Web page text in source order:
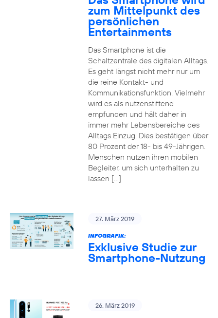
zum Mittelpunkt des
persönlichen
Entertainments
Das Smartphone ist die
Schaltzentrale des digitalen Alltags.
Es geht längst nicht mehr nur um
die reine Kontakt- und
Kommunikationsfunktion. Vielmehr
wird es als nutzenstiftend
empfunden und hält daher in
immer mehr Lebensbereiche des
Alltags Einzug. Dies bestätigen über
80 Prozent der 18- bis 49-Jährigen.
Menschen nutzen ihren mobilen
Begleiter, um sich unterhalten zu
lassen […]
27. März 2019
INFOGRAFIK:
Exklusive Studie zur
Smartphone-Nutzung
26. März 2019